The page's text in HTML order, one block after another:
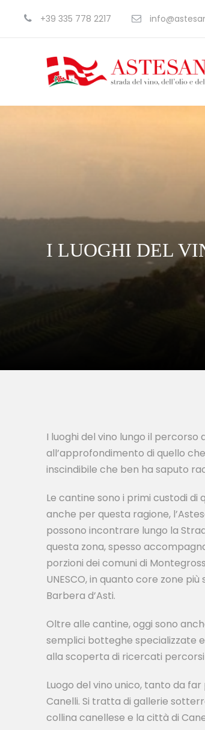
+39 335 778 2217
I LUOGHI DEL
I luoghi del vino lungo il percorso
all’approfondimento di quello
inscindibile che ben ha saputo
Le cantine sono i primi custodi di
anche per questa ragione,
possono incontrare lungo la
questa zona, spesso
porzioni dei comuni di
UNESCO, in quanto core zone
Barbera d’Asti.
Oltre alle cantine, oggi sono
semplici botteghe specializzate
alla scoperta di ricercati
Luogo del vino unico, tanto da
Canelli. Si tratta di gallerie
collina canellese e la città di